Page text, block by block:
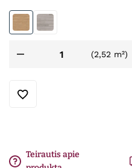
Sherwood Oak
Tanganika
(2,52 m²)
Teirautis apie